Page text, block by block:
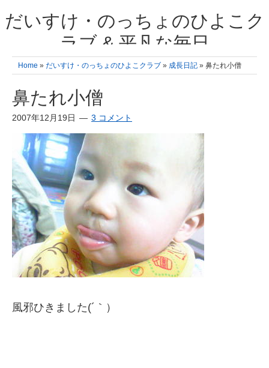
だいすけ・のっちょのひよこク
ラブ & 平凡な毎日
我が家の3人のひよこ成長日記と雑記 何十年後かに、大きくなったひよ
こ達とこの成長記を読み返すことを夢見て。& 3児ママの平凡日記 日々
Home » だいすけ・のっちょのひよこクラブ » 成長日記 » 鼻たれ小僧
鼻たれ小僧
2007年12月19日 3 コメント
風邪ひきました(´｀）